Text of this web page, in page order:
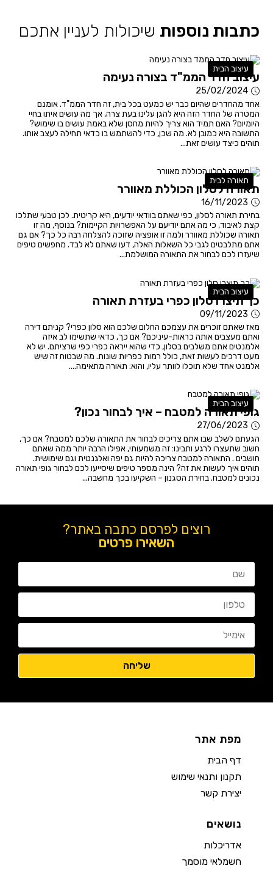
כתבות נוספות שיכולות לעניין אתכם
עיצוב הבית
עיצוב חדר הממ"ד בצורה נעימה
25/02/2024
אחד מהחדרים שהיום כבר יש כמעט בכל בית, זה חדר הממ"ד. אומנם
המטרה של החדר הזה היא להגן עלינו בעת צרה, אך מה עושים איתו בחיי
היומיום? האם תמיד הוא צריך להיות מחסן שלא באמת עושים בו שימוש?
התשובה היא כמובן לא. מה שכן, כדי להשתמש בו כדאי תחילה לעצב אותו.
תוהים כיצד עושים זאת...
תאורה לבית
תאורה לסלון הכוללת מאוורר
16/11/2023
בחירת תאורה לסלון, כפי שאתם בוודאי יודעים, היא קריטית. לכן טבעי שתלכו
קצת לאיבוד, כי מה אתם יודיעם על האפשרויות הקיימות? בנוסף, מה זו
תאורה שכוללת מאוורר ולמה זו אופציה שזוכה להצלחה רבה כל כך? אם גם
אתם מתלבטים לגבי כל השאלות האלה, דעו שאתם לא לבד. מחפשים טיפים
שיעזרו לכם לבחור את התאורה המושלמת...
עיצוב הבית
כך תיצרו סלון כפרי בעזרת תאורה
09/11/2023
מאז שאתם זוכרים את עצמכם החלום שלכם הוא סלון כפרי? קניתם דירה
ואתם מעצבים אותה כראות-עיניכם? אם כך, כדאי שתשימו לב איזה
אלמנטים אתם משלבים בסלון, כדי שהוא ייראה כפרי כפי שרציתם. יש לא
מעט דרכים לעשות זאת, כולל רמות כפריות שונות. מה שבטוח זה שיש
אלמנט אחד שלא תוכלו לוותר עליו, והוא: תאורה מתאימה....
עיצוב הבית
גופי תאורה למטבח – איך לבחור נכון?
27/06/2023
הגעתם לשלב שבו אתם צריכים לבחור את התאורה שלכם למטבח? אם כך,
חשוב שתעצרו לרגע ותבינו: זה משמעותי, אפילו הרבה יותר ממה שאתם
חושבים . התאורה למטבח צריכה להיות גם יפה ואלגנטית וגם שימושית.
תוהים איך לעשות את זה? הינה מספר טיפים שיסייעו לכם לבחור גופי תאורה
נכונים למטבח. בחירת הסגנון – השקיעו בכך מחשבה...
רוצים לפרסם כתבה באתר?
השאירו פרטים
מפת אתר
דף הבית
תקנון ותנאי שימוש
יצירת קשר
נושאים
אדריכלות
חשמלאי מוסמך